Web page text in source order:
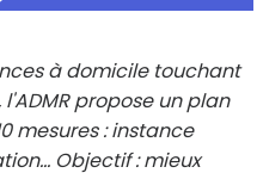
à domicile touchant
propose un plan
mesures : instance
Objectif : mieux